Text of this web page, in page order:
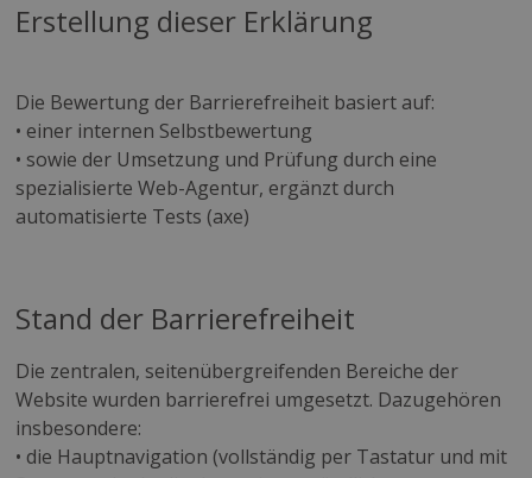
Erstellung dieser Erklärung
Die Bewertung der Barrierefreiheit basiert auf:
• einer internen Selbstbewertung
• sowie der Umsetzung und Prüfung durch eine
spezialisierte Web-Agentur, ergänzt durch
automatisierte Tests (axe)
Stand der Barrierefreiheit
Die zentralen, seitenübergreifenden Bereiche der
Website wurden barrierefrei umgesetzt. Dazugehören
insbesondere:
• die Hauptnavigation (vollständig per Tastatur und mit